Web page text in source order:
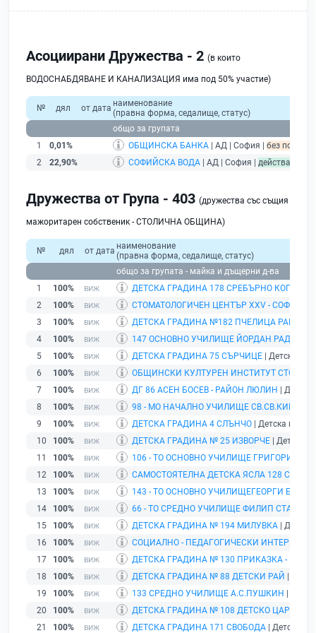
Асоциирани Дружества - 2 (в които
ВОДОСНАБДЯВАНЕ И КАНАЛИЗАЦИЯ има под 50% участие)
№ дял от дата наименование
(правна форма, седалище, статус)
общо за групата
1
0,01% ОБЩИНСКА БАНКА | АД | София | без
2
22,90% СОФИЙСКА ВОДА | АД | София | действащ
Дружества от Група - 403 (дружества със същия
мажоритарен собственик - СТОЛИЧНА ОБЩИНА)
№ дял от дата наименование
(правна форма, седалище, статус)
общо за групата - майка и дъщерни д-ва
1
100% ДЕТСКА ГРАДИНА 178 СРЕБЪРНО КОПИТЦЕ
2
100% СТОМАТОЛОГИЧЕН ЦЕНТЪР ХХV - СОФИЯ
3
100%
ДЕТСКА ГРАДИНА №182 ПЧЕЛИЦА РАЙОН
4
100%
147 ОСНОВНО УЧИЛИЩЕ ЙОРДАН
5
100% ДЕТСКА ГРАДИНА 75 СЪРЧИЦЕ | Детска
6
100%
ОБЩИНСКИ КУЛТУРЕН ИНСТИТУТ
7
100% ДГ 86 АСЕН БОСЕВ - РАЙОН ЛЮЛИН
|
8
100%
98 - МО НАЧАЛНО УЧИЛИЩЕ СВ.СВ.КИРИЛ
9
100% ДЕТСКА ГРАДИНА 4 СЛЪНЧО | Детска
10
100% ДЕТСКА ГРАДИНА № 25 ИЗВОРЧЕ | Детска
11
100%
106 - ТО ОСНОВНО УЧИЛИЩЕ ГРИГОРИЙ
12
100%
САМОСТОЯТЕЛНА ДЕТСКА ЯСЛА 128
13
100%
143 - ТО ОСНОВНО УЧИЛИЩЕГЕОРГИ
14
100%
66 - ТО СРЕДНО УЧИЛИЩЕ ФИЛИП
15
100% ДЕТСКА ГРАДИНА № 194 МИЛУВКА |
16
100%
СОЦИАЛНО - ПЕДАГОГИЧЕСКИ ИНТЕРНАТ
17
100%
ДЕТСКА ГРАДИНА № 130 ПРИКАЗКА -
18
100% ДЕТСКА ГРАДИНА № 88 ДЕТСКИ РАЙ
19
100% 133 СРЕДНО УЧИЛИЩЕ А.С.ПУШКИН
20
100% ДЕТСКА ГРАДИНА № 108 ДЕТСКО ЦАРСТВО
21
100% ДЕТСКА ГРАДИНА 171 СВОБОДА | Детска